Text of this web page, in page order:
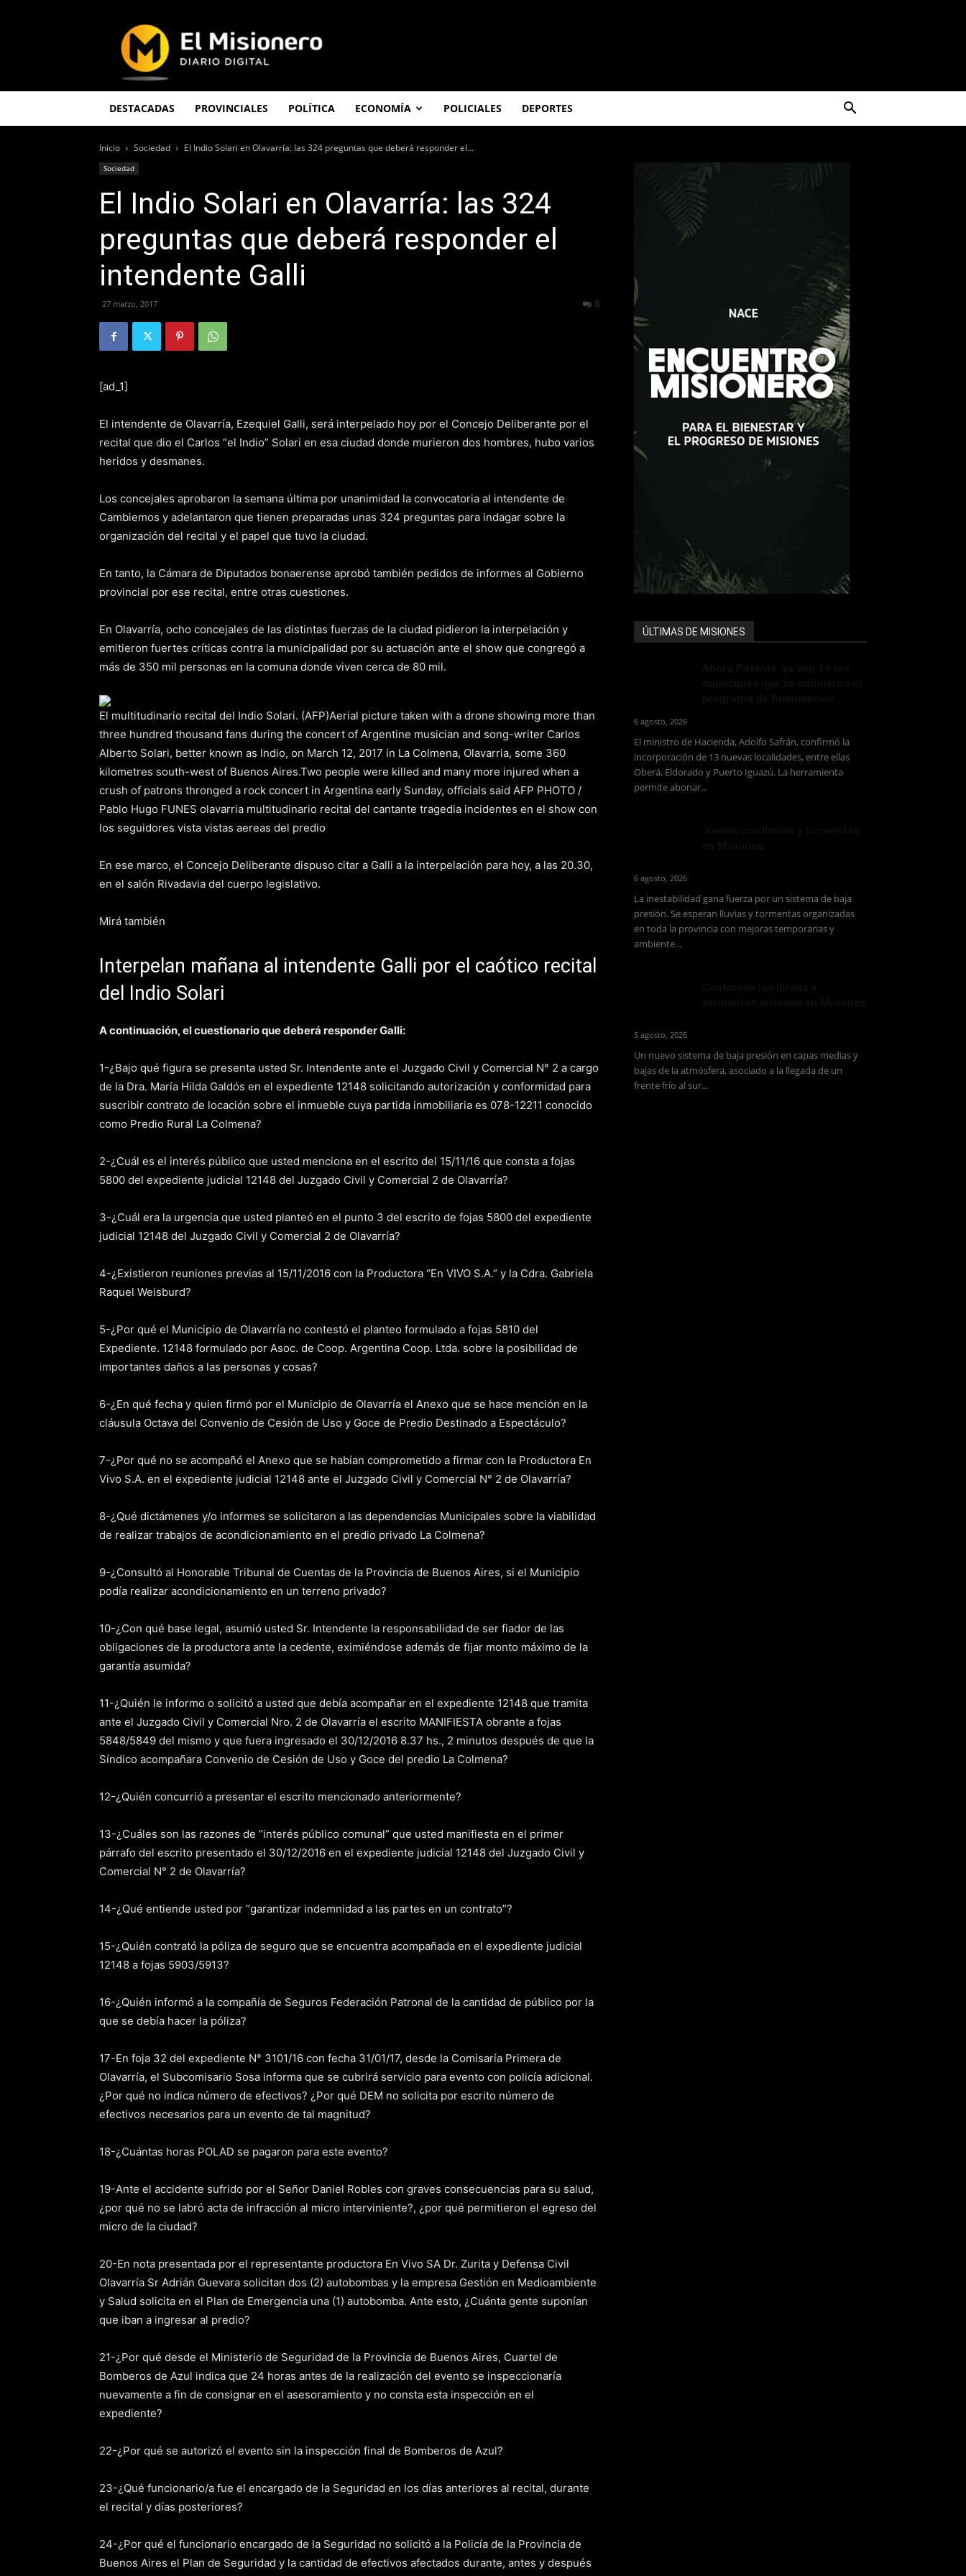
Misionero
DESTACADAS PROVINCIALES POLÍTICA ECONOMÍA POLICIALES DEPORTES
Inicio Sociedad El Indio Solari en Olavarría: las 324 preguntas que deberá responder el...
Sociedad
El Indio Solari en Olavarría: las 324
preguntas que deberá responder el
intendente Galli
27 marzo, 2017 0
[ad_1]
El intendente de Olavarría, Ezequiel Galli, será interpelado hoy por el Concejo Deliberante por el
recital que dio el Carlos “el Indio” Solari en esa ciudad donde murieron dos hombres, hubo varios
heridos y desmanes.
Los concejales aprobaron la semana última por unanimidad la convocatoria al intendente de
Cambiemos y adelantaron que tienen preparadas unas 324 preguntas para indagar sobre la
organización del recital y el papel que tuvo la ciudad.
En tanto, la Cámara de Diputados bonaerense aprobó también pedidos de informes al Gobierno
provincial por ese recital, entre otras cuestiones.
En Olavarría, ocho concejales de las distintas fuerzas de la ciudad pidieron la interpelación y
emitieron fuertes críticas contra la municipalidad por su actuación ante el show que congregó a
más de 350 mil personas en la comuna donde viven cerca de 80 mil.
El multitudinario recital del Indio Solari. (AFP)Aerial picture taken with a drone showing more than
three hundred thousand fans during the concert of Argentine musician and song-writer Carlos
Alberto Solari, better known as Indio, on March 12, 2017 in La Colmena, Olavarria, some 360
kilometres south-west of Buenos Aires.Two people were killed and many more injured when a
crush of patrons thronged a rock concert in Argentina early Sunday, officials said AFP PHOTO /
Pablo Hugo FUNES olavarria multitudinario recital del cantante tragedia incidentes en el show con
los seguidores vista vistas aereas del predio
En ese marco, el Concejo Deliberante dispuso citar a Galli a la interpelación para hoy, a las 20.30,
en el salón Rivadavia del cuerpo legislativo.
Mirá también
Interpelan mañana al intendente Galli por el caótico recital
del Indio Solari
A continuación, el cuestionario que deberá responder Galli:
1-¿Bajo qué figura se presenta usted Sr. Intendente ante el Juzgado Civil y Comercial N° 2 a cargo
de la Dra. María Hilda Galdós en el expediente 12148 solicitando autorización y conformidad para
suscribir contrato de locación sobre el inmueble cuya partida inmobiliaria es 078-12211 conocido
como Predio Rural La Colmena?
2-¿Cuál es el interés público que usted menciona en el escrito del 15/11/16 que consta a fojas
5800 del expediente judicial 12148 del Juzgado Civil y Comercial 2 de Olavarría?
3-¿Cuál era la urgencia que usted planteó en el punto 3 del escrito de fojas 5800 del expediente
judicial 12148 del Juzgado Civil y Comercial 2 de Olavarría?
4-¿Existieron reuniones previas al 15/11/2016 con la Productora “En VIVO S.A.” y la Cdra. Gabriela
Raquel Weisburd?
5-¿Por qué el Municipio de Olavarría no contestó el planteo formulado a fojas 5810 del
Expediente. 12148 formulado por Asoc. de Coop. Argentina Coop. Ltda. sobre la posibilidad de
importantes daños a las personas y cosas?
6-¿En qué fecha y quien firmó por el Municipio de Olavarría el Anexo que se hace mención en la
cláusula Octava del Convenio de Cesión de Uso y Goce de Predio Destinado a Espectáculo?
7-¿Por qué no se acompañó el Anexo que se habían comprometido a firmar con la Productora En
Vivo S.A. en el expediente judicial 12148 ante el Juzgado Civil y Comercial N° 2 de Olavarría?
8-¿Qué dictámenes y/o informes se solicitaron a las dependencias Municipales sobre la viabilidad
de realizar trabajos de acondicionamiento en el predio privado La Colmena?
9-¿Consultó al Honorable Tribunal de Cuentas de la Provincia de Buenos Aires, si el Municipio
podía realizar acondicionamiento en un terreno privado?
10-¿Con qué base legal, asumió usted Sr. Intendente la responsabilidad de ser fiador de las
obligaciones de la productora ante la cedente, eximiéndose además de fijar monto máximo de la
garantía asumida?
11-¿Quién le informo o solicitó a usted que debía acompañar en el expediente 12148 que tramita
ante el Juzgado Civil y Comercial Nro. 2 de Olavarría el escrito MANIFIESTA obrante a fojas
5848/5849 del mismo y que fuera ingresado el 30/12/2016 8.37 hs., 2 minutos después de que la
Síndico acompañara Convenio de Cesión de Uso y Goce del predio La Colmena?
12-¿Quién concurrió a presentar el escrito mencionado anteriormente?
13-¿Cuáles son las razones de “interés público comunal” que usted manifiesta en el primer
párrafo del escrito presentado el 30/12/2016 en el expediente judicial 12148 del Juzgado Civil y
Comercial N° 2 de Olavarría?
14-¿Qué entiende usted por “garantizar indemnidad a las partes en un contrato”?
15-¿Quién contrató la póliza de seguro que se encuentra acompañada en el expediente judicial
12148 a fojas 5903/5913?
16-¿Quién informó a la compañía de Seguros Federación Patronal de la cantidad de público por la
que se debía hacer la póliza?
17-En foja 32 del expediente N° 3101/16 con fecha 31/01/17, desde la Comisaría Primera de
Olavarría, el Subcomisario Sosa informa que se cubrirá servicio para evento con policía adicional.
¿Por qué no indica número de efectivos? ¿Por qué DEM no solicita por escrito número de
efectivos necesarios para un evento de tal magnitud?
18-¿Cuántas horas POLAD se pagaron para este evento?
19-Ante el accidente sufrido por el Señor Daniel Robles con graves consecuencias para su salud,
¿por qué no se labró acta de infracción al micro interviniente?, ¿por qué permitieron el egreso del
micro de la ciudad?
20-En nota presentada por el representante productora En Vivo SA Dr. Zurita y Defensa Civil
Olavarría Sr Adrián Guevara solicitan dos (2) autobombas y la empresa Gestión en Medioambiente
y Salud solicita en el Plan de Emergencia una (1) autobomba. Ante esto, ¿Cuánta gente suponían
que iban a ingresar al predio?
21-¿Por qué desde el Ministerio de Seguridad de la Provincia de Buenos Aires, Cuartel de
Bomberos de Azul indica que 24 horas antes de la realización del evento se inspeccionaría
nuevamente a fin de consignar en el asesoramiento y no consta esta inspección en el
expediente?
22-¿Por qué se autorizó el evento sin la inspección final de Bomberos de Azul?
23-¿Qué funcionario/a fue el encargado de la Seguridad en los días anteriores al recital, durante
el recital y días posteriores?
24-¿Por qué el funcionario encargado de la Seguridad no solicitó a la Policía de la Provincia de
Buenos Aires el Plan de Seguridad y la cantidad de efectivos afectados durante, antes y después
ÚLTIMAS DE MISIONES
6 agosto, 2026
El ministro de Hacienda, Adolfo Safrán, confirmó la
incorporación de 13 nuevas localidades, entre ellas
Oberá, Eldorado y Puerto Iguazú. La herramienta
permite abonar...
6 agosto, 2026
La inestabilidad gana fuerza por un sistema de baja
presión. Se esperan lluvias y tormentas organizadas
en toda la provincia con mejoras temporarias y
ambiente...
5 agosto, 2026
Un nuevo sistema de baja presión en capas medias y
bajas de la atmósfera, asociado a la llegada de un
frente frío al sur...